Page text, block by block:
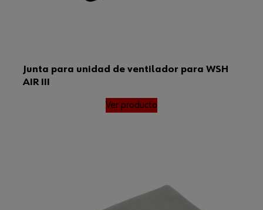
Junta para unidad de ventilador para WSH
AIR III
Ver producto